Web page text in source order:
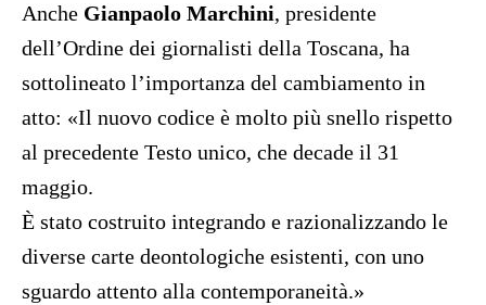
Anche Gianpaolo Marchini, presidente
dell’Ordine dei giornalisti della Toscana, ha
sottolineato l’importanza del cambiamento in
atto: «Il nuovo codice è molto più snello rispetto
al precedente Testo unico, che decade il 31
maggio.
È stato costruito integrando e razionalizzando le
diverse carte deontologiche esistenti, con uno
sguardo attento alla contemporaneità.»